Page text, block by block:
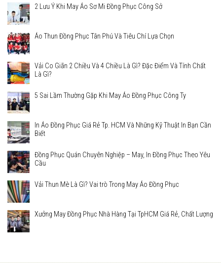
2 Lưu Ý Khi May Áo Sơ Mi Đồng Phục Công Sở
Áo Thun Đồng Phục Tân Phú Và Tiêu Chí Lựa Chọn
Vải Co Giãn 2 Chiều Và 4 Chiều Là Gì? Đặc Điểm Và Tính Chất
Là Gì?
5 Sai Lầm Thường Gặp Khi May Áo Đồng Phục Công Ty
In Áo Đồng Phục Giá Rẻ Tp. HCM Và Những Kỹ Thuật In Bạn Cần
Biết
Đồng Phục Quán Chuyên Nghiệp – May, In Đồng Phục Theo Yêu
Cầu
Vải Thun Mè Là Gì? Vai trò Trong May Áo Đồng Phục
Xưởng May Đồng Phục Nhà Hàng Tại TpHCM Giá Rẻ, Chất Lượng